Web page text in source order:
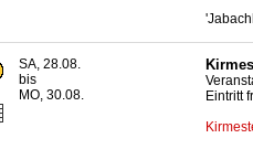
SA, 28.08.
bis
MO, 30.08.
Eintritt